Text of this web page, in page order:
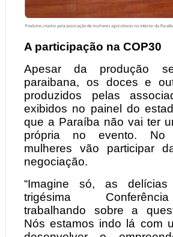
A participação na COP30
Apesar da produção
paraibana, os doces e
produzidos pelas
exibidos no painel do
que a Paraíba não vai ter
própria no evento. No
mulheres vão participar
negociação.
“Imagine só, as
trigésima
trabalhando sobre a
Nós estamos indo lá com